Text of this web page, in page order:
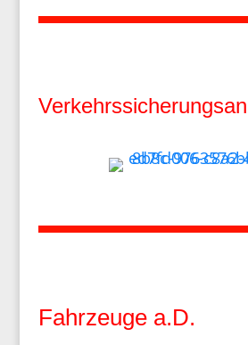
Fahrzeuge a.D.